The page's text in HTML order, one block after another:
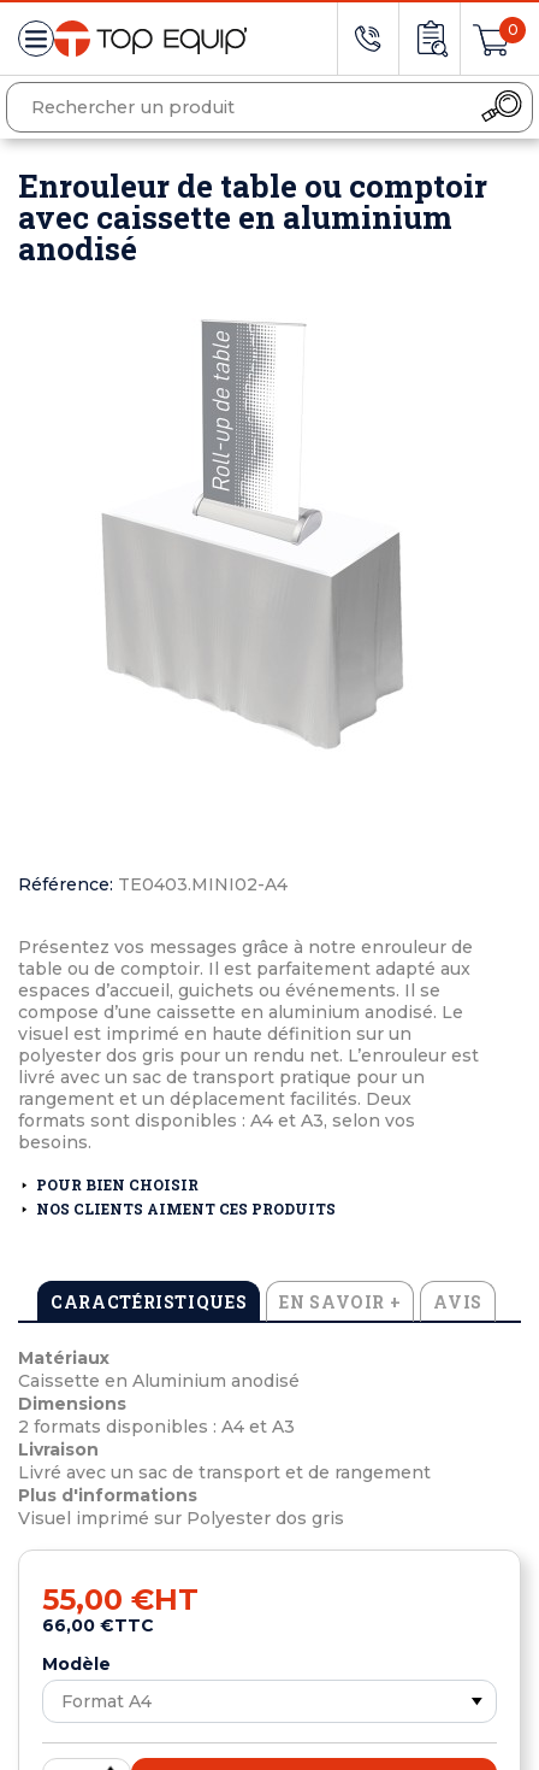
0
Enrouleur de table ou comptoir
avec caissette en aluminium
anodisé
Référence: TE0403.MINI02-A4
Présentez vos messages grâce à notre enrouleur de
table ou de comptoir. Il est parfaitement adapté aux
espaces d’accueil, guichets ou événements. Il se
compose d’une caissette en aluminium anodisé. Le
visuel est imprimé en haute définition sur un
polyester dos gris pour un rendu net. L’enrouleur est
livré avec un sac de transport pratique pour un
rangement et un déplacement facilités. Deux
formats sont disponibles : A4 et A3, selon vos
besoins.
POUR BIEN CHOISIR
NOS CLIENTS AIMENT CES PRODUITS
CARACTÉRISTIQUES EN SAVOIR + AVIS
Matériaux
Caissette en Aluminium anodisé
Dimensions
2 formats disponibles : A4 et A3
Livraison
Livré avec un sac de transport et de rangement
Plus d'informations
Visuel imprimé sur Polyester dos gris
55,00 €HT
66,00 €TTC
Modèle